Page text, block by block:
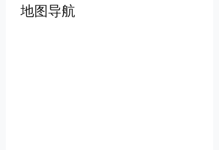
地图导航